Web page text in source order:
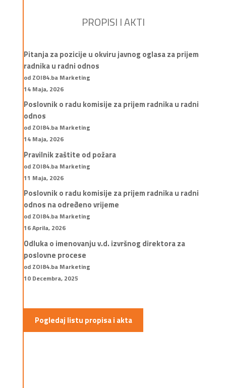
PROPISI I AKTI
Pitanja za pozicije u okviru javnog oglasa za prijem
radnika u radni odnos
od ZOI84.ba Marketing
14 Maja, 2026
Poslovnik o radu komisije za prijem radnika u radni
odnos
od ZOI84.ba Marketing
14 Maja, 2026
Pravilnik zaštite od požara
od ZOI84.ba Marketing
11 Maja, 2026
Poslovnik o radu komisije za prijem radnika u radni
odnos na određeno vrijeme
od ZOI84.ba Marketing
16 Aprila, 2026
Odluka o imenovanju v.d. izvršnog direktora za
poslovne procese
od ZOI84.ba Marketing
10 Decembra, 2025
Pogledaj listu propisa i akta